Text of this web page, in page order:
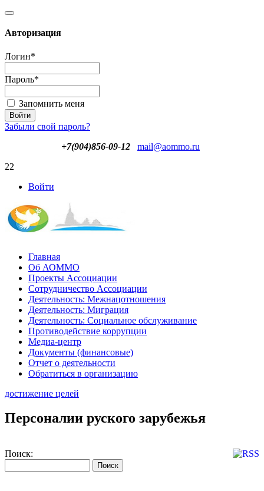
Авторизация
Логин*
Пароль*
Запомнить меня
Забыли свой пароль?
+7(904)856-09-12
mail@aommo.ru
22
Войти
Главная
Об АОММО
Проекты Ассоциации
Сотрудничество Ассоциации
Деятельность: Межнацотношения
Деятельность: Миграция
Деятельность: Социальное обслуживание
Противодействие коррупции
Медиа-центр
Документы (финансовые)
Отчет о деятельности
Обратиться в организацию
достижение целей
Персоналии руского зарубежья
Поиск: